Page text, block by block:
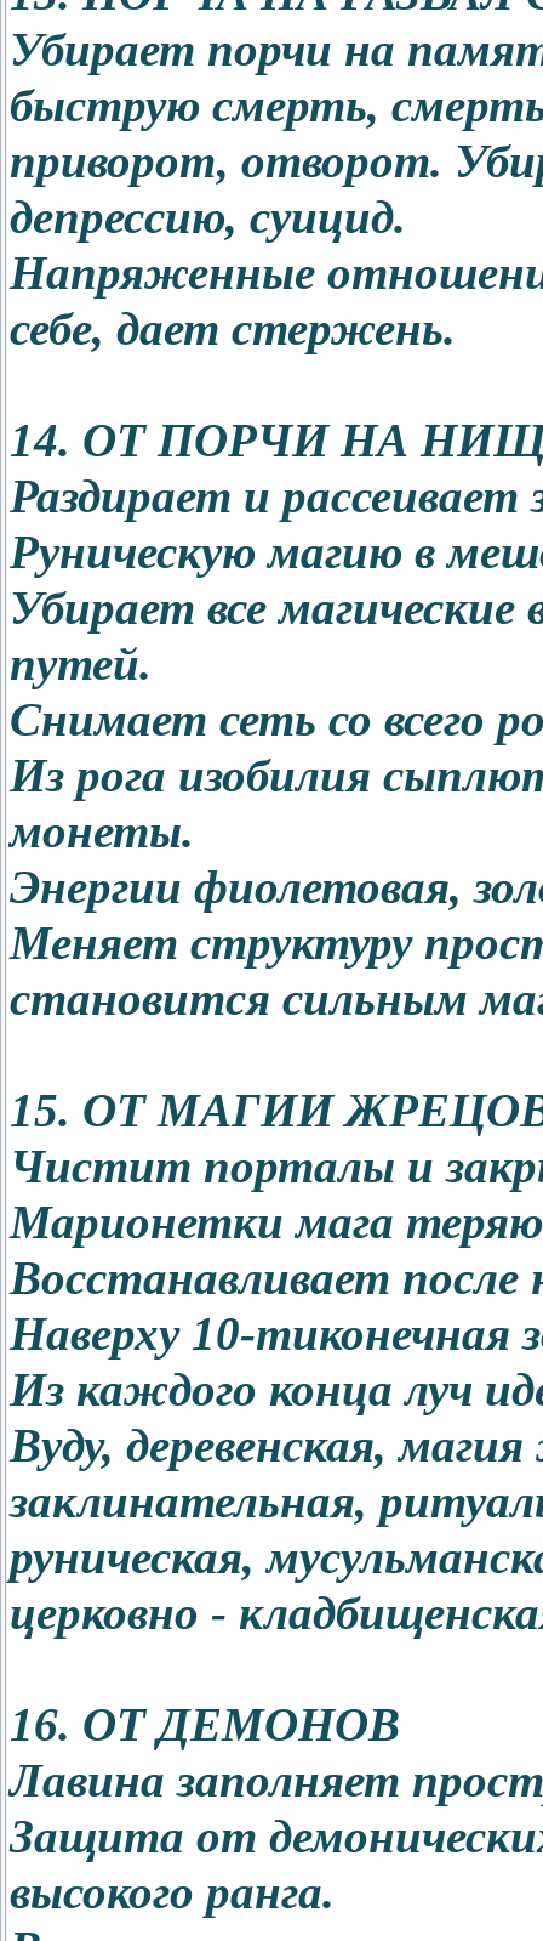
Убирает порчи на
быструю смерть,
приворот, отворот.
депрессию, суицид.
Напряженные
себе, дает стержень.
14. ОТ ПОРЧИ НА
Раздирает и
Руническую магию в
Убирает все
путей.
Снимает сеть со всего
Из рога изобилия
монеты.
Энергии фиолетовая,
Меняет структуру
становится сильным
15. ОТ МАГИИ
Чистит порталы и
Марионетки мага
Восстанавливает после
Наверху 10-тиконечная
Из каждого конца луч
Вуду, деревенская,
заклинательная,
руническая,
церковно -
16. ОТ ДЕМОНОВ
Лавина заполняет
Защита от
высокого ранга.